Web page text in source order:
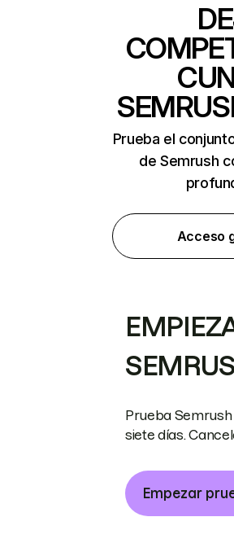
Prueba el
de Semrush
Acceso
Prueba
siete días.
Empezar